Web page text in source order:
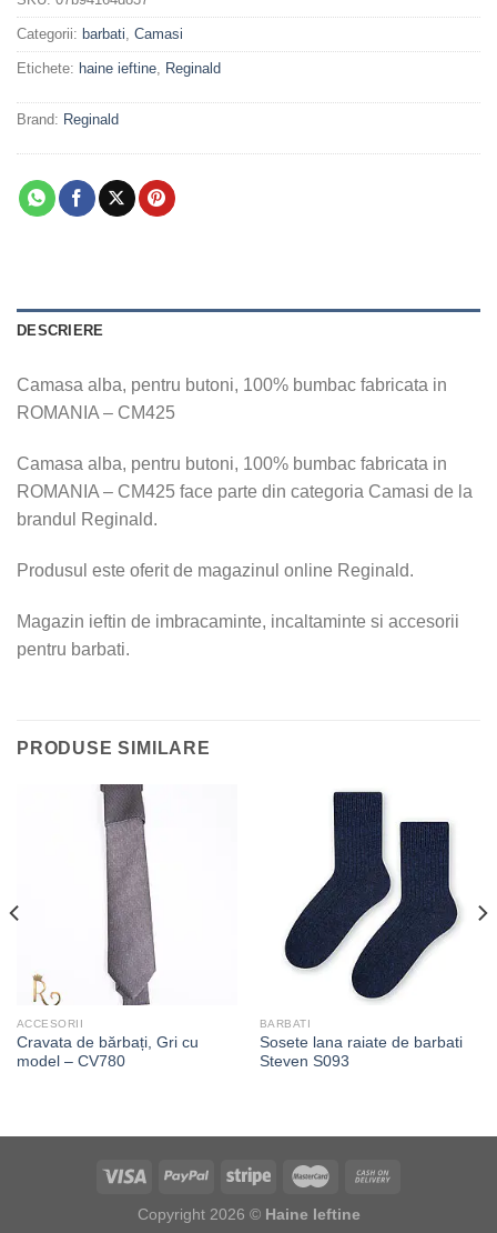
Categorii: barbati, Camasi
Etichete: haine ieftine, Reginald
Brand: Reginald
DESCRIERE
Camasa alba, pentru butoni, 100% bumbac fabricata in
ROMANIA – CM425
Camasa alba, pentru butoni, 100% bumbac fabricata in
ROMANIA – CM425 face parte din categoria Camasi de la
brandul Reginald.
Produsul este oferit de magazinul online Reginald.
Magazin ieftin de imbracaminte, incaltaminte si accesorii
pentru barbati.
PRODUSE SIMILARE
ACCESORII
Cravata de bărbați, Gri cu
model – CV780
BARBATI
Sosete lana raiate de barbati
Steven S093
Copyright 2026 © Haine Ieftine